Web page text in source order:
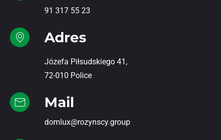
91 317 55 23
Adres
Józefa Piłsudskiego 41,
72-010 Police
Mail
domlux@rozynscy.group